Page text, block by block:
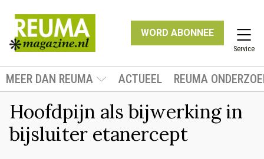
WORD ABONNEE
Service
MEER DAN REUMA ACTUEEL REUMA
Hoofdpijn als bijwerking in
bijsluiter etanercept